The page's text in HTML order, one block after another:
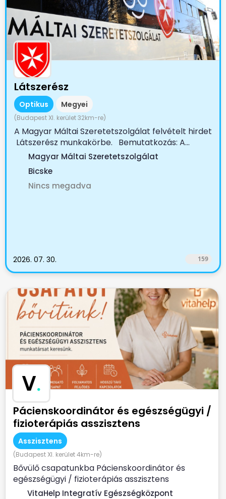
Látszerész
Optikus Megyei
(Budapest XI. kerület 32km-re)
A Magyar Máltai Szeretetszolgálat felvételt hirdet
Látszerész munkakörbe. Bemutatkozás: A...
Magyar Máltai Szeretetszolgálat
Bicske
Nincs megadva
2026. 07. 30. 159
V.
Pácienskoordinátor és egészségügyi /
fizioterápiás asszisztens
Asszisztens
(Budapest XI. kerület 4km-re)
Bővülő csapatunkba Pácienskoordinátor és
egészségügyi / fizioterápiás asszisztens
munkatársat keresünk. ...
VitaHelp Integratív Egészségközpont